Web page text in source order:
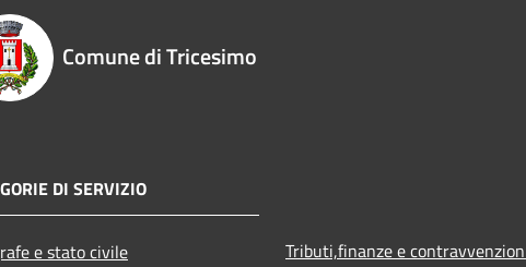
Comune di Tricesimo
DI SERVIZIO
e stato civile
Tributi,finanze e